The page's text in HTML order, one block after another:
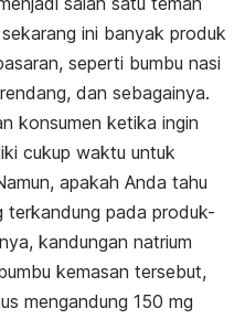
ini banyak produk
seperti bumbu nasi
dan sebagainya.
konsumen ketika ingin
cukup waktu untuk
apakah Anda tahu
terkandung pada produk-
kandungan natrium
kemasan tersebut,
mengandung 150 mg